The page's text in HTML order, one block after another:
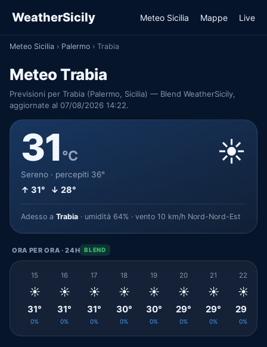
WeatherSicily Meteo Sicilia Mappe Live
Meteo Sicilia › Palermo › Trabia
Meteo Trabia
Previsioni per Trabia (Palermo, Sicilia) — Blend WeatherSicily,
aggiornate al 07/08/2026 14:22.
31°C
Sereno · percepiti 36°
↑ 31° ↓ 28°
☀️
Adesso a Trabia · umidità 64% · vento 10 km/h Nord-Nord-Est
ORA PER ORA · 24H BLEND
15
☀️
31°
0%
16
☀️
31°
0%
17
☀️
31°
0%
18
☀️
30°
0%
19
☀️
30°
0%
20
☀️
29°
0%
21
☀️
29°
0%
22
☀️
29°
0%